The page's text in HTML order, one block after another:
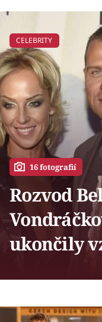
CELEBRITY
16 fotografií
Rozvod
ukončily